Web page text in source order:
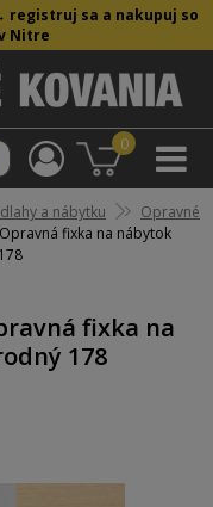
registruj sa a nakupuj so
Nitre
0
a nábytku
Opravné
fixka na nábytok
fixka na
178